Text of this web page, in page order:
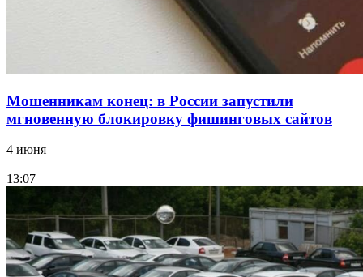
Мошенникам конец: в России запустили
мгновенную блокировку фишинговых сайтов
4 июня
13:07